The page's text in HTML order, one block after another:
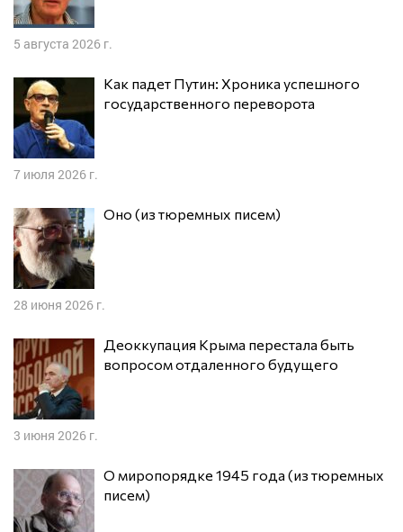
5 августа 2026 г.
Как падет Путин: Хроника успешного
государственного переворота
7 июля 2026 г.
Оно (из тюремных писем)
28 июня 2026 г.
Деоккупация Крыма перестала быть
вопросом отдаленного будущего
3 июня 2026 г.
О миропорядке 1945 года (из тюремных
писем)